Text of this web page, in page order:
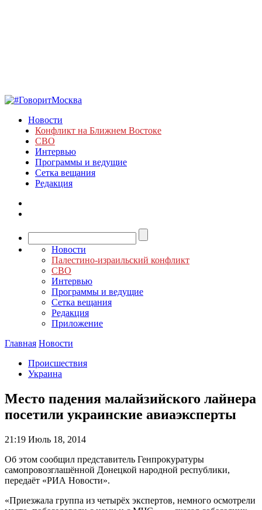
Новости
Конфликт на Ближнем Востоке
СВО
Интервью
Программы и ведущие
Сетка вещания
Редакция
Новости
Палестино-израильский конфликт
СВО
Интервью
Программы и ведущие
Сетка вещания
Редакция
Приложение
Главная Новости
Происшествия
Украина
Место падения малайзийского лайнера
посетили украинские авиаэксперты
21:19 Июль 18, 2014
Об этом сообщил представитель Генпрокуратуры
самопровозглашённой Донецкой народной республики,
передаёт «РИА Новости».
«Приезжала группа из четырёх экспертов, немного осмотрели